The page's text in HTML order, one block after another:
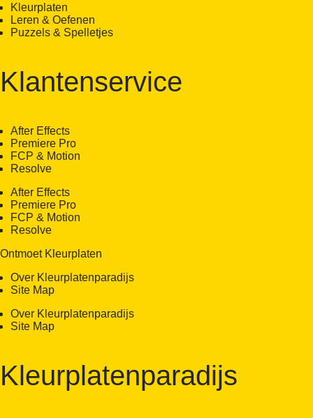
Kleurplaten
Leren & Oefenen
Puzzels & Spelletjes
Klantenservice
After Effects
Premiere Pro
FCP & Motion
Resolve
After Effects
Premiere Pro
FCP & Motion
Resolve
Ontmoet Kleurplaten
Over Kleurplatenparadijs
Site Map
Over Kleurplatenparadijs
Site Map
Kleurplatenparadijs